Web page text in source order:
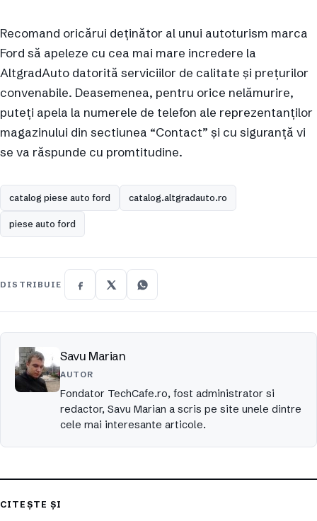
Recomand oricărui deținător al unui autoturism marca
Ford să apeleze cu cea mai mare incredere la
AltgradAuto datorită serviciilor de calitate și prețurilor
convenabile. Deasemenea, pentru orice nelămurire,
puteți apela la numerele de telefon ale reprezentanților
magazinului din sectiunea “Contact” și cu siguranță vi
se va răspunde cu promtitudine.
catalog piese auto ford catalog.altgradauto.ro
piese auto ford
DISTRIBUIE
Savu Marian
AUTOR
Fondator TechCafe.ro, fost administrator si
redactor, Savu Marian a scris pe site unele dintre
cele mai interesante articole.
CITEȘTE ȘI